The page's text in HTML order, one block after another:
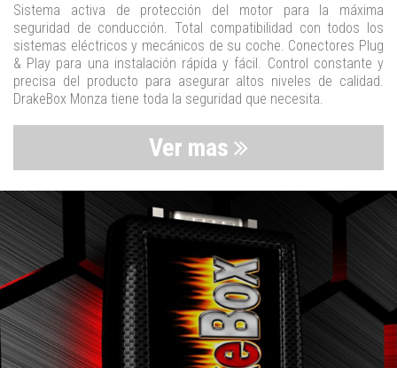
Sistema activa de protección del motor para la máxima
seguridad de conducción. Total compatibilidad con todos los
sistemas eléctricos y mecánicos de su coche. Conectores Plug
& Play para una instalación rápida y fácil. Control constante y
precisa del producto para asegurar altos niveles de calidad.
DrakeBox Monza tiene toda la seguridad que necesita.
Ver mas